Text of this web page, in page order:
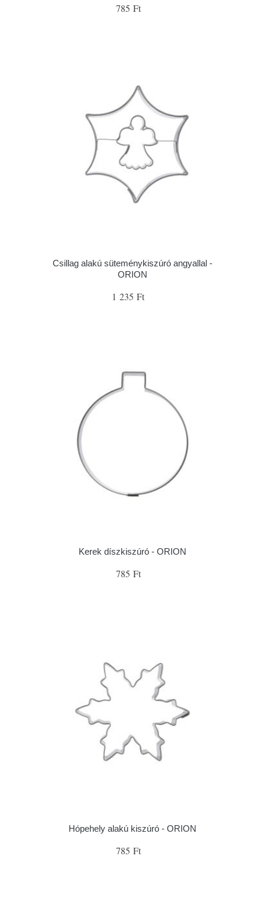
785 Ft
Csillag alakú süteménykiszúró angyallal -
ORION
1 235 Ft
Kerek díszkiszúró - ORION
785 Ft
Hópehely alakú kiszúró - ORION
785 Ft